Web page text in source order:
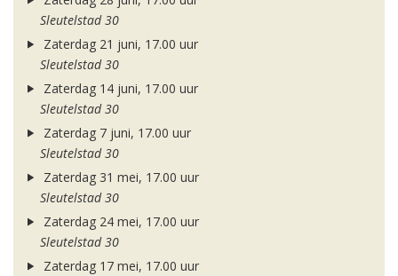
Sleutelstad 30
Zaterdag 21 juni, 17.00 uur
Sleutelstad 30
Zaterdag 14 juni, 17.00 uur
Sleutelstad 30
Zaterdag 7 juni, 17.00 uur
Sleutelstad 30
Zaterdag 31 mei, 17.00 uur
Sleutelstad 30
Zaterdag 24 mei, 17.00 uur
Sleutelstad 30
Zaterdag 17 mei, 17.00 uur